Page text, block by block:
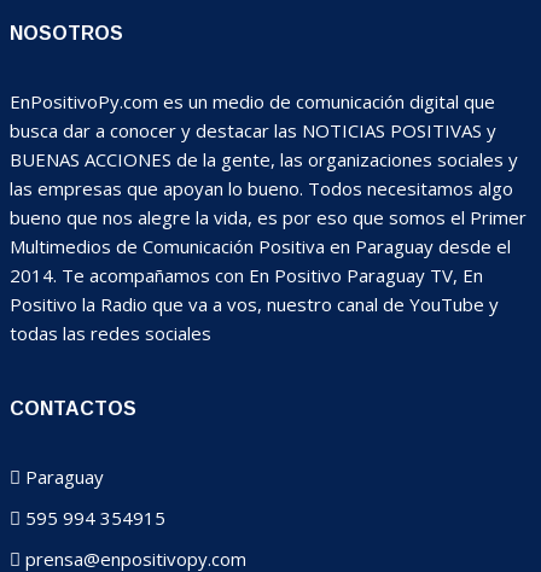
NOSOTROS
EnPositivoPy.com es un medio de comunicación digital que
busca dar a conocer y destacar las NOTICIAS POSITIVAS y
BUENAS ACCIONES de la gente, las organizaciones sociales y
las empresas que apoyan lo bueno. Todos necesitamos algo
bueno que nos alegre la vida, es por eso que somos el Primer
Multimedios de Comunicación Positiva en Paraguay desde el
2014. Te acompañamos con En Positivo Paraguay TV, En
Positivo la Radio que va a vos, nuestro canal de YouTube y
todas las redes sociales
CONTACTOS
Paraguay
595 994 354915
prensa@enpositivopy.com